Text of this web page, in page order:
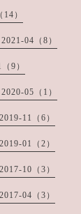
）
2021-04（8）
9）
2020-05（1）
2019-11（6）
2019-01（2）
2017-10（3）
2017-04（3）